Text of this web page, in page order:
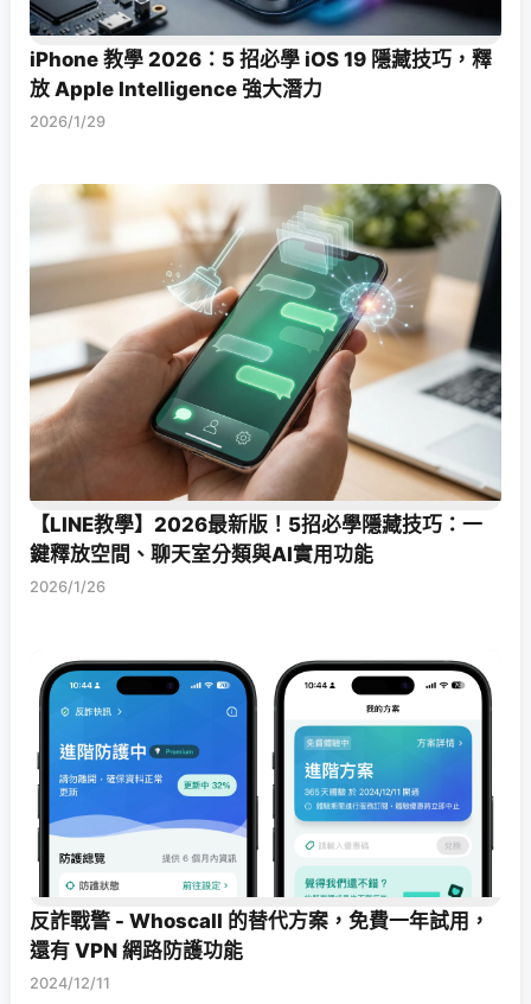
iPhone 教學 2026：5 招必學 iOS 19 隱藏技巧，釋
放 Apple Intelligence 強大潛力
2026/1/29
【LINE教學】2026最新版！5招必學隱藏技巧：一
鍵釋放空間、聊天室分類與AI實用功能
2026/1/26
反詐戰警 - Whoscall 的替代方案，免費一年試用，
還有 VPN 網路防護功能
2024/12/11